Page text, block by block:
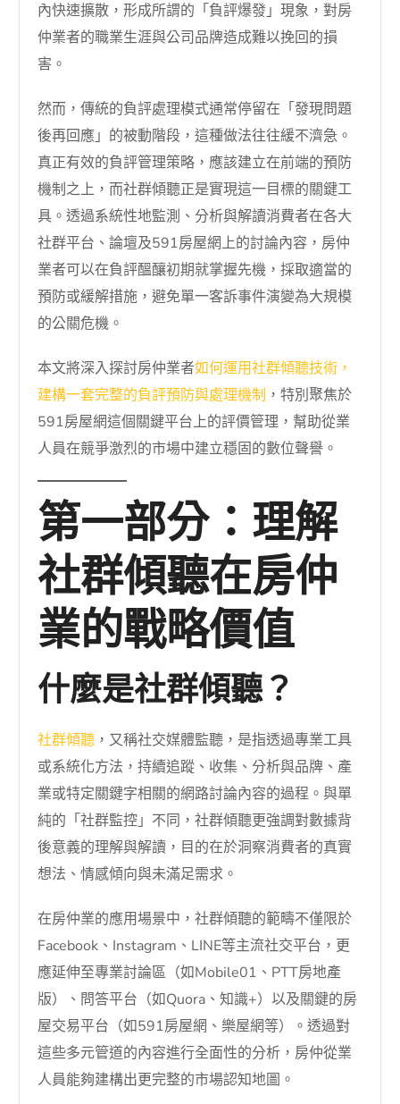
內快速擴散，形成所謂的「負評爆發」現象，對房
仲業者的職業生涯與公司品牌造成難以挽回的損
害。
然而，傳統的負評處理模式通常停留在「發現問題
後再回應」的被動階段，這種做法往往緩不濟急。
真正有效的負評管理策略，應該建立在前端的預防
機制之上，而社群傾聽正是實現這一目標的關鍵工
具。透過系統性地監測、分析與解讀消費者在各大
社群平台、論壇及591房屋網上的討論內容，房仲
業者可以在負評醞釀初期就掌握先機，採取適當的
預防或緩解措施，避免單一客訴事件演變為大規模
的公關危機。
本文將深入探討房仲業者如何運用社群傾聽技術，
建構一套完整的負評預防與處理機制 ，特別聚焦於
591房屋網這個關鍵平台上的評價管理，幫助從業
人員在競爭激烈的市場中建立穩固的數位聲譽。
第一部分：理解
社群傾聽在房仲
業的戰略價值
什麼是社群傾聽？
社群傾聽 ，又稱社交媒體監聽，是指透過專業工具
或系統化方法，持續追蹤、收集、分析與品牌、產
業或特定關鍵字相關的網路討論內容的過程。與單
純的「社群監控」不同，社群傾聽更強調對數據背
後意義的理解與解讀，目的在於洞察消費者的真實
想法、情感傾向與未滿足需求。
在房仲業的應用場景中，社群傾聽的範疇不僅限於
Facebook、Instagram、LINE等主流社交平台，更
應延伸至專業討論區（如Mobile01、PTT房地產
版）、問答平台（如Quora、知識+）以及關鍵的房
屋交易平台（如591房屋網、樂屋網等）。透過對
這些多元管道的內容進行全面性的分析，房仲從業
人員能夠建構出更完整的市場認知地圖。